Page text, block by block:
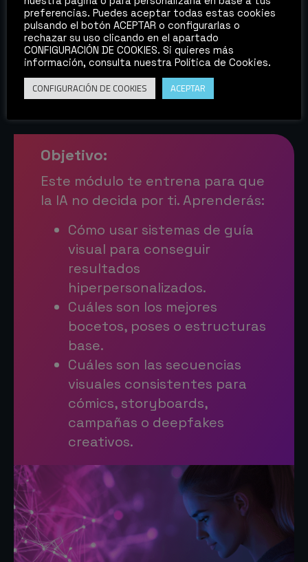
Control total sobre la imagen. En este
módulo de nuestro máster de IA
generativa no generas “lo que sale”. Aquí
creas exactamente lo que imaginas.
Objetivo:
Este módulo te entrena para que
la IA no decida por ti. Aprenderás:
Cómo usar sistemas de guía
visual para conseguir
resultados
hiperpersonalizados.
Cuáles son los mejores
bocetos, poses o estructuras
base.
Cuáles son las secuencias
visuales consistentes para
cómics, storyboards,
campañas o deepfakes
creativos.
preferencias. Puedes aceptar todas estas cookies
pulsando el botón ACEPTAR o configurarlas o
rechazar su uso clicando en el apartado
CONFIGURACIÓN DE COOKIES. Si quieres más
información, consulta nuestra Política de Cookies.
CONFIGURACIÓN DE COOKIES ACEPTAR